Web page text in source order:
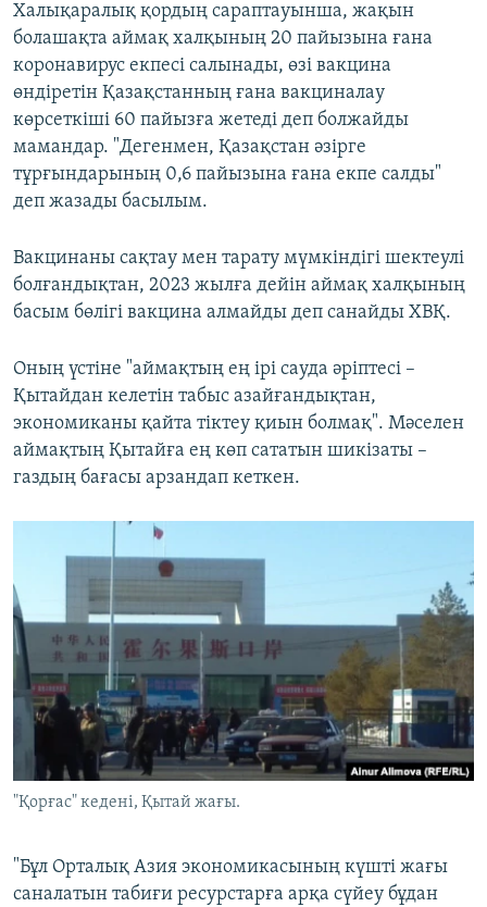
Халықаралық қордың сараптауынша, жақын
болашақта аймақ халқының 20 пайызына ғана
коронавирус екпесі салынады, өзі вакцина
өндіретін Қазақстанның ғана вакциналау
көрсеткіші 60 пайызға жетеді деп болжайды
мамандар. "Дегенмен, Қазақстан әзірге
тұрғындарының 0,6 пайызына ғана екпе салды"
деп жазады басылым.
Вакцинаны сақтау мен тарату мүмкіндігі шектеулі
болғандықтан, 2023 жылға дейін аймақ халқының
басым бөлігі вакцина алмайды деп санайды ХВҚ.
Оның үстіне "аймақтың ең ірі сауда әріптесі –
Қытайдан келетін табыс азайғандықтан,
экономиканы қайта тіктеу қиын болмақ". Мәселен
аймақтың Қытайға ең көп сататын шикізаты –
газдың бағасы арзандап кеткен.
"Қорғас" кедені, Қытай жағы.
"Бұл Орталық Азия экономикасының күшті жағы
саналатын табиғи ресурстарға арқа сүйеу бұдан